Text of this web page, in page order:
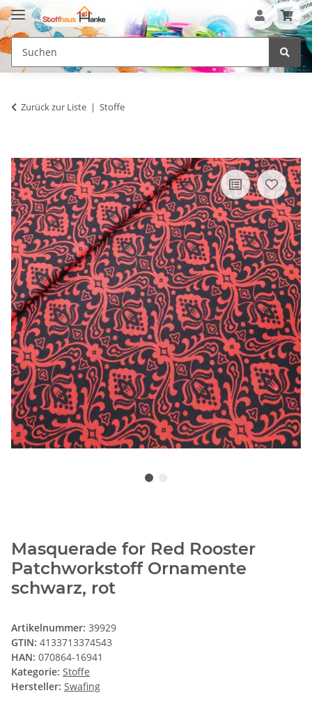
Zurück zur Liste Stoffe
Masquerade for Red Rooster
Patchworkstoff Ornamente
schwarz, rot
Artikelnummer: 39929
GTIN: 4133713374543
HAN: 070864-16941
Kategorie: Stoffe
Hersteller: Swafing